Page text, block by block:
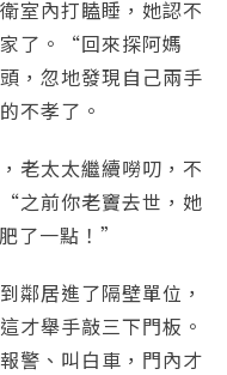
室內打瞌睡，她認不
了。“回來探阿媽
，忽地發現自己兩手
不孝了。
老太太繼續嘮叨，不
之前你老竇去世，她
了一點！”
鄰居進了隔壁單位，
才舉手敲三下門板。
警、叫白車，門內才